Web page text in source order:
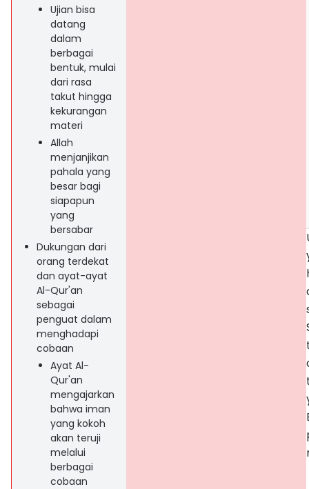
Ujian bisa
datang
dalam
berbagai
bentuk, mulai
dari rasa
takut hingga
kekurangan
materi
Allah
menjanjikan
pahala yang
besar bagi
siapapun
yang
bersabar
Dukungan dari
orang terdekat
dan ayat-ayat
Al-Qur'an
sebagai
penguat dalam
menghadapi
cobaan
Ayat Al-
Qur'an
mengajarkan
bahwa iman
yang kokoh
akan teruji
melalui
berbagai
cobaan